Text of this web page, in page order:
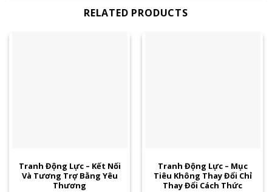
RELATED PRODUCTS
Tranh Động Lực – Kết Nối
Và Tương Trợ Bằng Yêu
Thương
Tranh Động Lực – Mục
Tiêu Không Thay Đổi Chỉ
Thay Đổi Cách Thức